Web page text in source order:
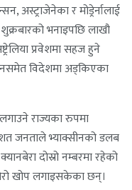
अस्ट्राजेनेका र मोड्रेर्नालाई
शुक्रबारको भनाइपछि लाखौ
प्रवेशमा सहज हुने
विदेशमा अड्किएका
राज्यका रुपमा
जनताले भ्याक्सीनको डलब
दोस्रो नम्बरमा रहेको
खोप लगाइसकेका छन्।